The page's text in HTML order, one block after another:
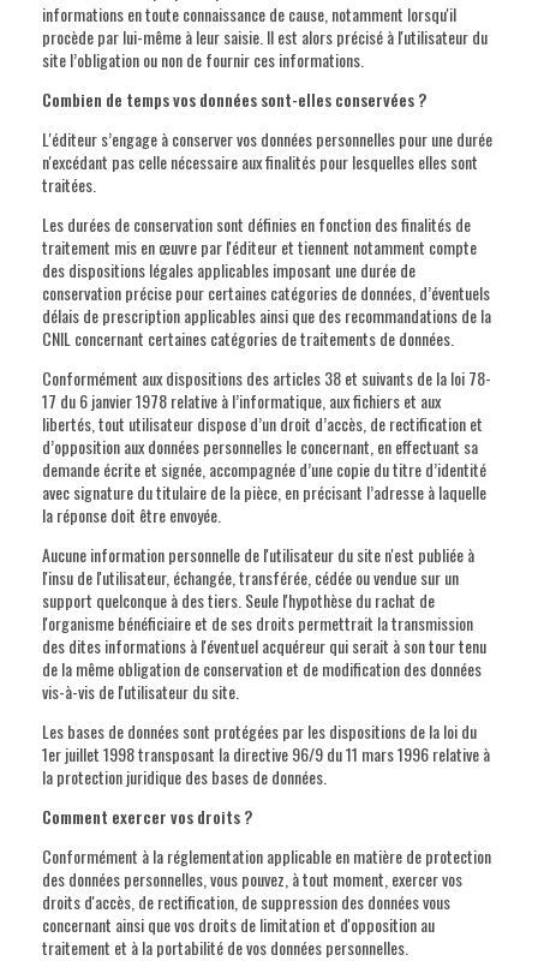
informations en toute connaissance de cause, notamment lorsqu'il
procède par lui-même à leur saisie. Il est alors précisé à l'utilisateur du
site l’obligation ou non de fournir ces informations.
Combien de temps vos données sont-elles conservées ?
L'éditeur s’engage à conserver vos données personnelles pour une durée
n'excédant pas celle nécessaire aux finalités pour lesquelles elles sont
traitées.
Les durées de conservation sont définies en fonction des finalités de
traitement mis en œuvre par l'éditeur et tiennent notamment compte
des dispositions légales applicables imposant une durée de
conservation précise pour certaines catégories de données, d’éventuels
délais de prescription applicables ainsi que des recommandations de la
CNIL concernant certaines catégories de traitements de données.
Conformément aux dispositions des articles 38 et suivants de la loi 78-
17 du 6 janvier 1978 relative à l’informatique, aux fichiers et aux
libertés, tout utilisateur dispose d’un droit d’accès, de rectification et
d’opposition aux données personnelles le concernant, en effectuant sa
demande écrite et signée, accompagnée d’une copie du titre d’identité
avec signature du titulaire de la pièce, en précisant l’adresse à laquelle
la réponse doit être envoyée.
Aucune information personnelle de l'utilisateur du site n'est publiée à
l'insu de l'utilisateur, échangée, transférée, cédée ou vendue sur un
support quelconque à des tiers. Seule l'hypothèse du rachat de
l'organisme bénéficiaire et de ses droits permettrait la transmission
des dites informations à l'éventuel acquéreur qui serait à son tour tenu
de la même obligation de conservation et de modification des données
vis-à-vis de l'utilisateur du site.
Les bases de données sont protégées par les dispositions de la loi du
1er juillet 1998 transposant la directive 96/9 du 11 mars 1996 relative à
la protection juridique des bases de données.
Comment exercer vos droits ?
Conformément à la réglementation applicable en matière de protection
des données personnelles, vous pouvez, à tout moment, exercer vos
droits d'accès, de rectification, de suppression des données vous
concernant ainsi que vos droits de limitation et d'opposition au
traitement et à la portabilité de vos données personnelles.